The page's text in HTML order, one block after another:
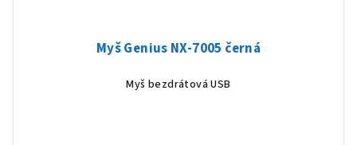
Myš Genius NX-7005 černá
Myš bezdrátová USB